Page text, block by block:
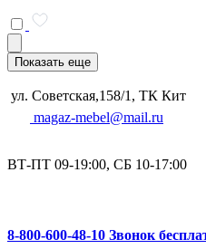
Показать еще
ул. Советская,158/1, ТК Кит
magaz-mebel@mail.ru
ВТ-ПТ 09-19:00, СБ 10-17:00
8-800-600-48-10 Звонок